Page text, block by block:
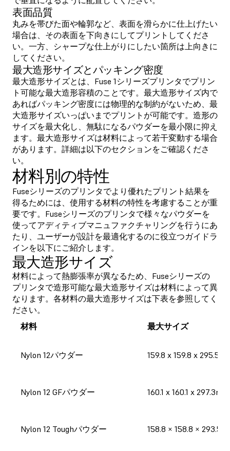
表面品質
丸みを帯びた面や輪郭など、表面を滑らかに仕上げたい
場合は、その表面を下向きにしてプリントしてくださ
い。一方、シャープな仕上がりにしたい箇所は上向きに
してください。
最大造形サイズとパッキング密度
最大造形サイズとは、Fuse 1シリーズプリンタでプリン
ト可能な最大造形容積のことです。最大造形サイズ内で
あればパッキング密度には物理的な制約がないため、最
大造形サイズいっぱいまでプリントが可能です。造形の
サイズを最大化し、無駄になるパウダーを最小限に抑え
ます。最大造形サイズは材料によって若干変動する場合
があります。詳細は以下のセクションをご確認くださ
い。
材料別の特性
Fuseシリーズのプリンタでより優れたプリント結果を
得るためには、使用する材料の特性を考慮することが重
要です。Fuseシリーズのプリンタで様々なパウダーを
使ってアディティブマニュファクチャリングを行うにあ
たり、ユーザーが設計を最適化するのに役立つガイドラ
インを以下にご紹介します。
最大造形サイズ
材料によって熱膨張率が異なるため、Fuseシリーズの
プリンタで造形可能な最大造形サイズは材料によって異
なります。各材料の最大造形サイズは下表を参照してく
ださい。
材料
最大サイズ
Nylon 12パウダー 159.8 x 159.8 x
Nylon 12 GFパウダー 160.1 x 160.1 x 297.3mm
Nylon 12 Toughパウダー 158.8 × 158.8 ×